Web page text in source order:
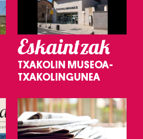
Eskaintzak
TXAKOLIN MUSEOA-
TXAKOLINGUNEA